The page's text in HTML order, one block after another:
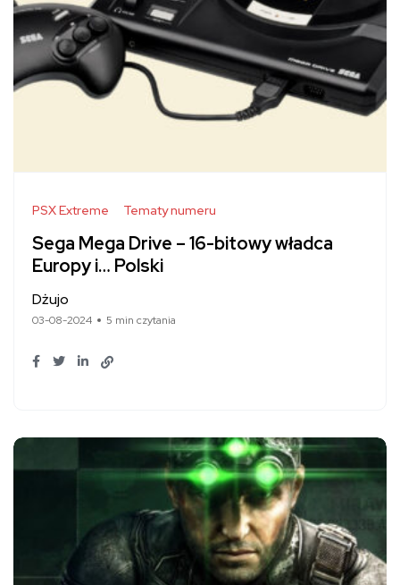
PSX Extreme Tematy numeru
Sega Mega Drive – 16-bitowy władca
Europy i… Polski
Dżujo
03-08-2024 5 min czytania